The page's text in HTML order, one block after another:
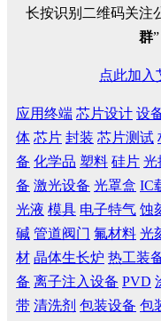
长按识别二维码关注
群
点此加入
应用终端 芯片设计 设
体 芯片 封装 芯片测试
备 化学品 塑料 硅片 光
备 激光设备 光罩盒 IC
光液 模具 电子特气 蚀
碱 管道阀门 氟材料 光
材 晶体生长炉 热工装
备 离子注入设备 PVD
带 清洗剂 包装设备 包